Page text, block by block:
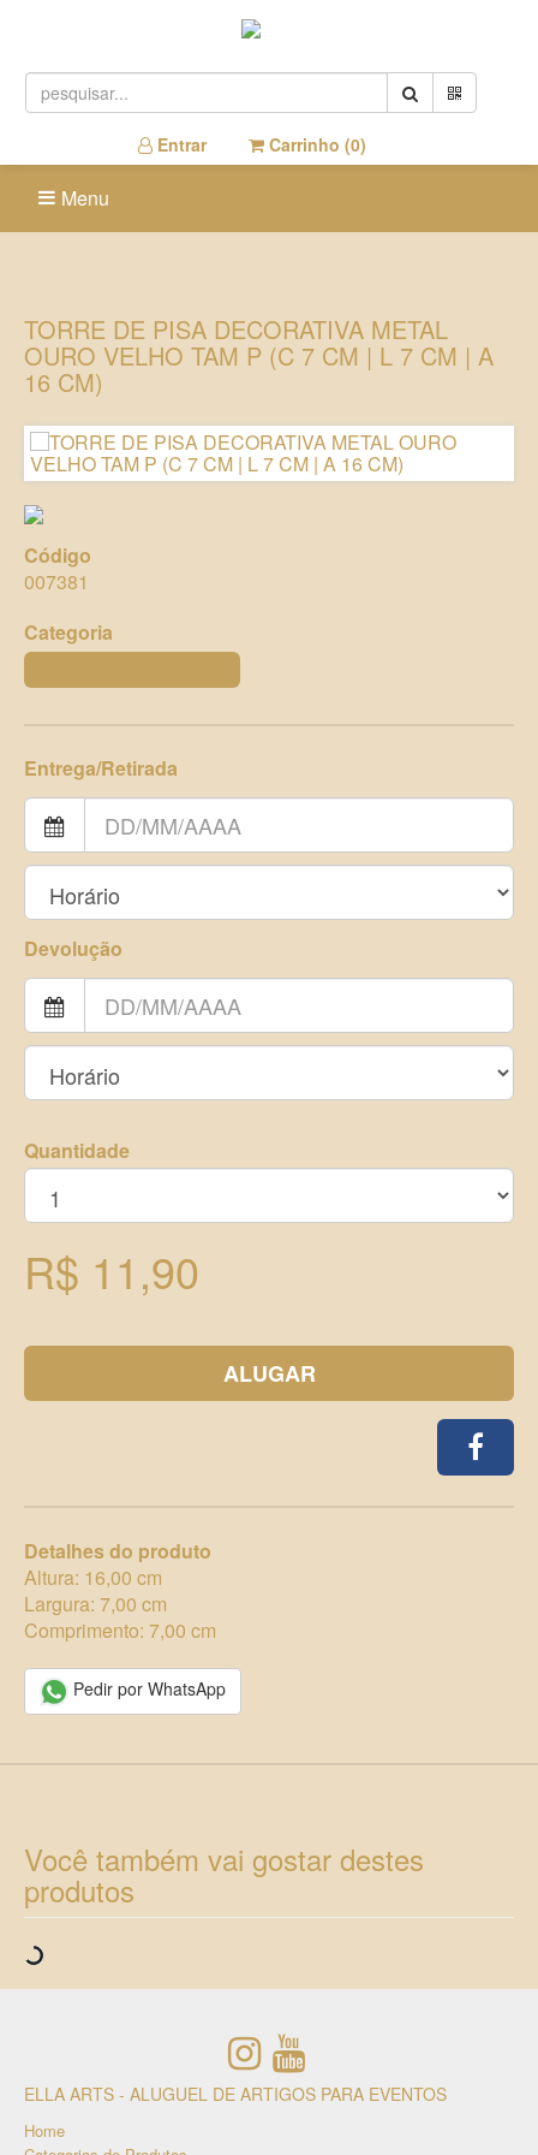
Entrar Carrinho (0)
Menu
TORRE DE PISA DECORATIVA METAL
OURO VELHO TAM P (C 7 CM | L 7 CM | A
16 CM)
Código
007381
Categoria
Entrega/Retirada
Devolução
Quantidade
R$ 11,90
ALUGAR
Detalhes do produto
Altura: 16,00 cm
Largura: 7,00 cm
Comprimento: 7,00 cm
Pedir por WhatsApp
Você também vai gostar destes
produtos
ELLA ARTS - ALUGUEL DE ARTIGOS PARA EVENTOS
Home